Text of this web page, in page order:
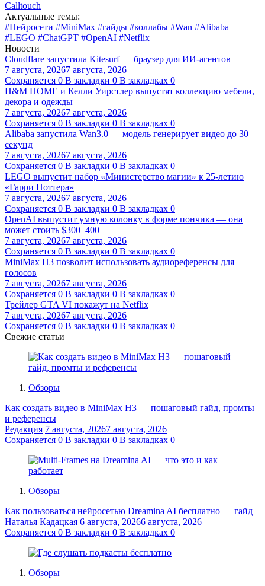
Calltouch
Актуальные темы:
#Нейросети #MiniMax #гайды #коллабы #Wan #Alibaba
#LEGO #ChatGPT #OpenAI #Netflix
Новости
Cloudflare запустила Kitesurf — браузер для ИИ-агентов
7 августа, 20267 августа, 2026
Сохраняется 0 В закладки 0 В закладках 0
H&M HOME и Келли Уирстлер выпустят коллекцию мебели,
декора и одежды
7 августа, 20267 августа, 2026
Сохраняется 0 В закладки 0 В закладках 0
Alibaba запустила Wan3.0 — модель генерирует видео до 30
секунд
7 августа, 20267 августа, 2026
Сохраняется 0 В закладки 0 В закладках 0
LEGO выпустит набор «Министерство магии» к 25-летию
«Гарри Поттера»
7 августа, 20267 августа, 2026
Сохраняется 0 В закладки 0 В закладках 0
OpenAI выпустит умную колонку в форме пончика — она
может стоить $300–400
7 августа, 20267 августа, 2026
Сохраняется 0 В закладки 0 В закладках 0
MiniMax H3 позволит использовать аудиореференсы для
голосов
7 августа, 20267 августа, 2026
Сохраняется 0 В закладки 0 В закладках 0
Трейлер GTA VI покажут на Netflix
7 августа, 20267 августа, 2026
Сохраняется 0 В закладки 0 В закладках 0
Свежие статьи
Обзоры
Как создать видео в MiniMax H3 — пошаговый гайд, промты
и референсы
Редакция 7 августа, 20267 августа, 2026
Сохраняется 0 В закладки 0 В закладках 0
Обзоры
Как пользоваться нейросетью Dreamina AI бесплатно — гайд
Наталья Кадацкая 6 августа, 20266 августа, 2026
Сохраняется 0 В закладки 0 В закладках 0
Обзоры